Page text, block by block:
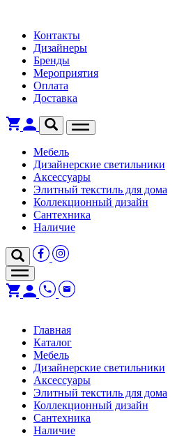
Контакты
Дизайнеры
Бренды
Мероприятия
Оплата
Доставка
Мебель
Дизайнерские светильники
Аксессуары
Элитный текстиль для дома
Коллекционный дизайн
Сантехника
Наличие
Главная
Каталог
Мебель
Дизайнерские светильники
Аксессуары
Элитный текстиль для дома
Коллекционный дизайн
Сантехника
Наличие